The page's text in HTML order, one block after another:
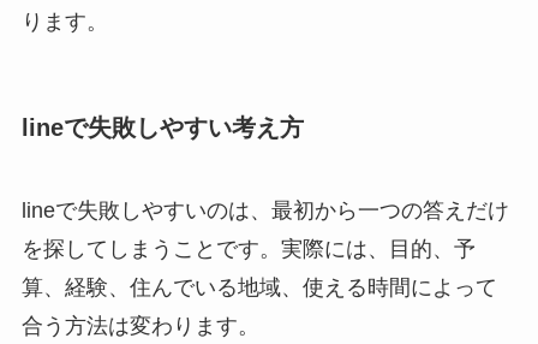
ります。
lineで失敗しやすい考え方
lineで失敗しやすいのは、最初から一つの答えだけ
を探してしまうことです。実際には、目的、予
算、経験、住んでいる地域、使える時間によって
合う方法は変わります。